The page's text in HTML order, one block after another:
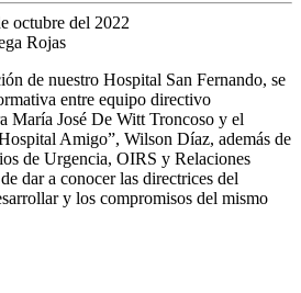
octubre del 2022
Rojas
de nuestro Hospital San Fernando, se
entre equipo directivo
María José De Witt Troncoso y el
Amigo”, Wilson Díaz, además de
de Urgencia, OIRS y Relaciones
dar a conocer las directrices del
y los compromisos del mismo